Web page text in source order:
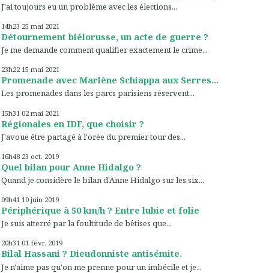
J'ai toujours eu un problème avec les élections...
14h23 25 mai 2021
Détournement biélorusse, un acte de guerre ?
Je me demande comment qualifier exactement le crime...
23h22 15 mai 2021
Promenade avec Marlène Schiappa aux Serres...
Les promenades dans les parcs parisiens réservent...
15h31 02 mai 2021
Régionales en IDF, que choisir ?
J'avoue être partagé à l'orée du premier tour des...
16h48 23 oct. 2019
Quel bilan pour Anne Hidalgo ?
Quand je considère le bilan d'Anne Hidalgo sur les six...
09h41 10 juin 2019
Périphérique à 50 km/h ? Entre lubie et folie
Je suis atterré par la foultitude de bêtises que...
20h31 01 févr. 2019
Bilal Hassani ? Dieudonniste antisémite.
Je n'aime pas qu'on me prenne pour un imbécile et je...